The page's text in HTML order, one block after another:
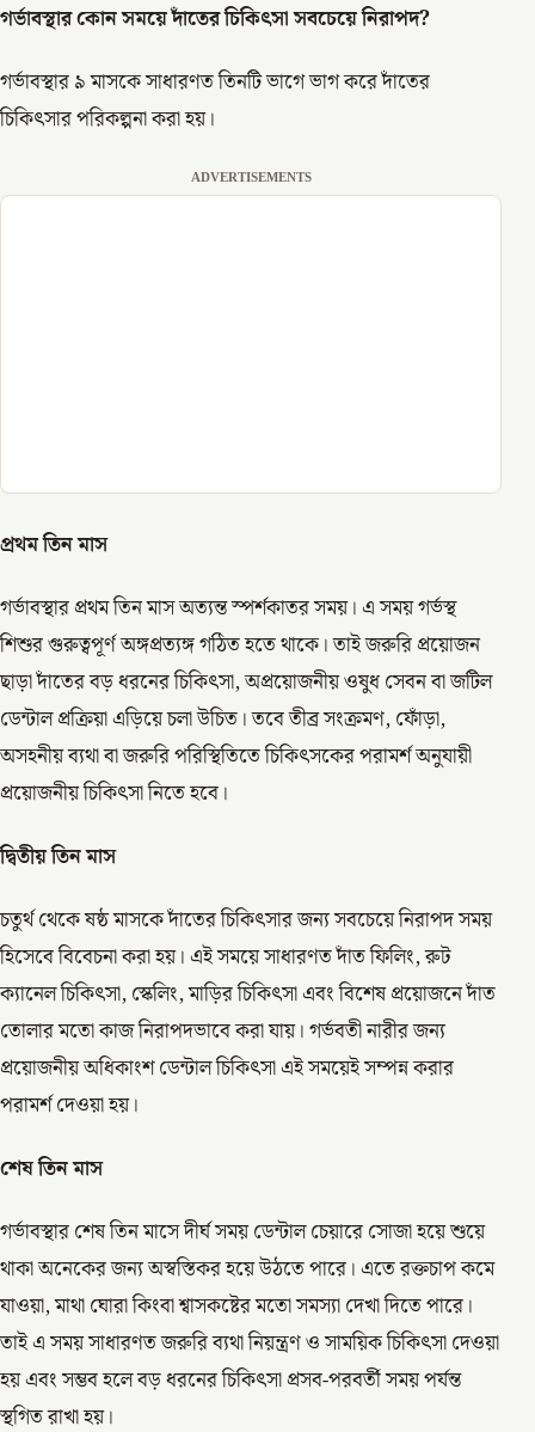
গর্ভাবস্থারকোনসময়েদাঁতেরচিকিৎসাসবচেয়েনিরাপদ?
গর্ভাবস্থার ৯ মাসকে সাধারণত তিনটি ভাগে ভাগ করে দাঁতের
চিকিৎসার পরিকল্পনা করা হয়।
ADVERTISEMENTS
প্রথমতিনমাস
গর্ভাবস্থার প্রথম তিন মাস অত্যন্ত স্পর্শকাতর সময়। এ সময় গর্ভস্থ
শিশুর গুরুত্বপূর্ণ অঙ্গপ্রত্যঙ্গ গঠিত হতে থাকে। তাই জরুরি প্রয়োজন
ছাড়া দাঁতের বড় ধরনের চিকিৎসা, অপ্রয়োজনীয় ওষুধ সেবন বা জটিল
ডেন্টাল প্রক্রিয়া এড়িয়ে চলা উচিত। তবে তীব্র সংক্রমণ, ফোঁড়া,
অসহনীয় ব্যথা বা জরুরি পরিস্থিতিতে চিকিৎসকের পরামর্শ অনুযায়ী
প্রয়োজনীয় চিকিৎসা নিতে হবে।
দ্বিতীয়তিনমাস
চতুর্থ থেকে ষষ্ঠ মাসকে দাঁতের চিকিৎসার জন্য সবচেয়ে নিরাপদ সময়
হিসেবে বিবেচনা করা হয়। এই সময়ে সাধারণত দাঁত ফিলিং, রুট
ক্যানেল চিকিৎসা, স্কেলিং, মাড়ির চিকিৎসা এবং বিশেষ প্রয়োজনে দাঁত
তোলার মতো কাজ নিরাপদভাবে করা যায়। গর্ভবতী নারীর জন্য
প্রয়োজনীয় অধিকাংশ ডেন্টাল চিকিৎসা এই সময়েই সম্পন্ন করার
পরামর্শ দেওয়া হয়।
শেষতিনমাস
গর্ভাবস্থার শেষ তিন মাসে দীর্ঘ সময় ডেন্টাল চেয়ারে সোজা হয়ে শুয়ে
থাকা অনেকের জন্য অস্বস্তিকর হয়ে উঠতে পারে। এতে রক্তচাপ কমে
যাওয়া, মাথা ঘোরা কিংবা শ্বাসকষ্টের মতো সমস্যা দেখা দিতে পারে।
তাই এ সময় সাধারণত জরুরি ব্যথা নিয়ন্ত্রণ ও সাময়িক চিকিৎসা দেওয়া
হয় এবং সম্ভব হলে বড় ধরনের চিকিৎসা প্রসব-পরবর্তী সময় পর্যন্ত
স্থগিত রাখা হয়।